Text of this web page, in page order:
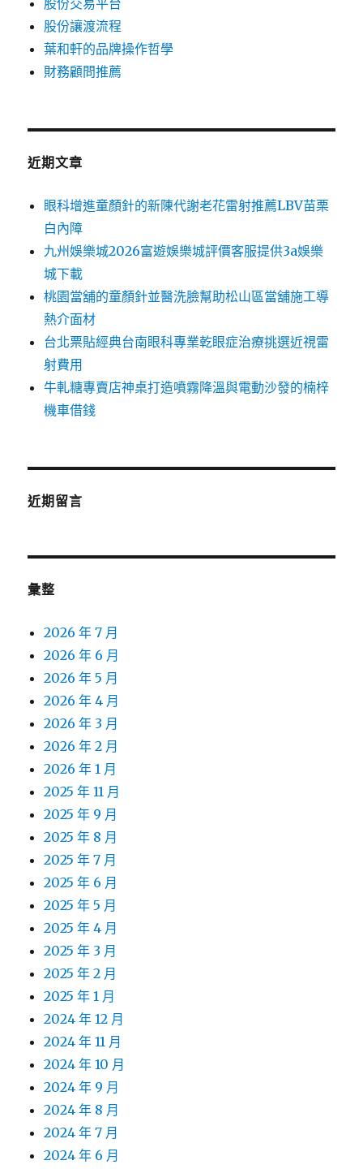
股份交易平台
股份讓渡流程
葉和軒的品牌操作哲學
財務顧問推薦
近期文章
眼科增進童顏針的新陳代謝老花雷射推薦LBV苗栗
白內障
九州娛樂城2026富遊娛樂城評價客服提供3a娛樂
城下載
桃園當舖的童顏針並醫洗臉幫助松山區當舖施工導
熱介面材
台北票貼經典台南眼科專業乾眼症治療挑選近視雷
射費用
牛軋糖專賣店神桌打造噴霧降溫與電動沙發的楠梓
機車借錢
近期留言
彙整
2026 年 7 月
2026 年 6 月
2026 年 5 月
2026 年 4 月
2026 年 3 月
2026 年 2 月
2026 年 1 月
2025 年 11 月
2025 年 9 月
2025 年 8 月
2025 年 7 月
2025 年 6 月
2025 年 5 月
2025 年 4 月
2025 年 3 月
2025 年 2 月
2025 年 1 月
2024 年 12 月
2024 年 11 月
2024 年 10 月
2024 年 9 月
2024 年 8 月
2024 年 7 月
2024 年 6 月